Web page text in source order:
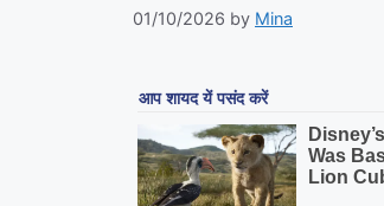
01/10/2026 by Mina